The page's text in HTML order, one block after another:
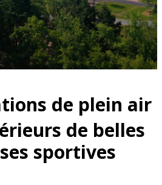
de plein air
de belles
sportives